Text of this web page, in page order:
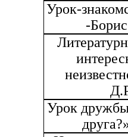
Урок-
-
Урок